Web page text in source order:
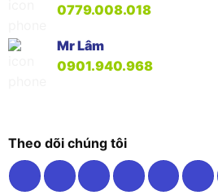
0779.008.018
Mr Lâm
0901.940.968
Theo dõi chúng tôi